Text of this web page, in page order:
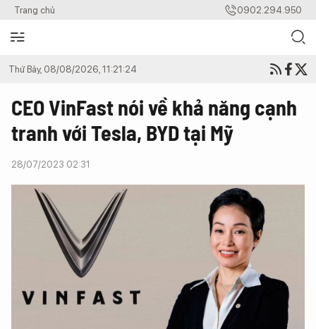
Trang chủ 0902.294.950
Thứ Bảy, 08/08/2026, 11:21:24
CEO VinFast nói về khả năng cạnh
tranh với Tesla, BYD tại Mỹ
28/07/2023 02:31